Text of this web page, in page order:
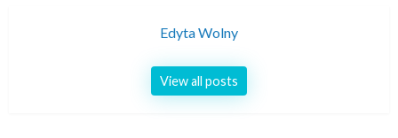
Edyta Wolny
View all posts